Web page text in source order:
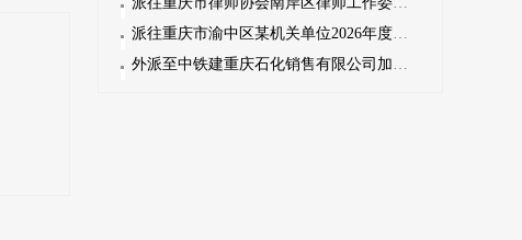
派往重庆市渝中区某机关单位2026年度派遣制工作人员招聘启事
​外派至中铁建重庆石化销售有限公司加油员招聘启事